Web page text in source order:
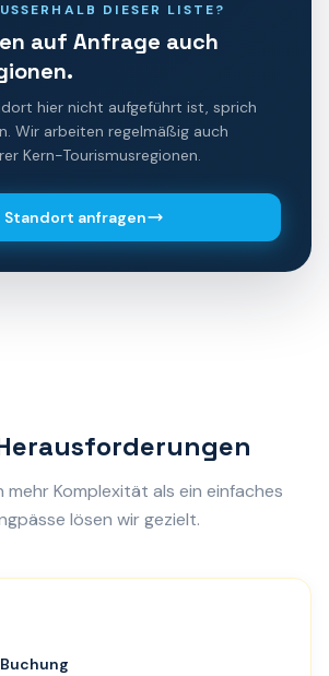
DIESER LISTE?
auf Anfrage auch
hier nicht aufgeführt ist, sprich
Wir arbeiten regelmäßig auch
Kern-Tourismusregionen.
Standort anfragen
mehr Komplexität als ein einfaches
lösen wir gezielt.